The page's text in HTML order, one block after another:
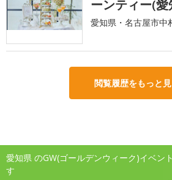
ーンティー(愛
愛知県・名古屋市中
閲覧履歴をもっと
愛知県 のGW(ゴールデンウィーク)イベン
す